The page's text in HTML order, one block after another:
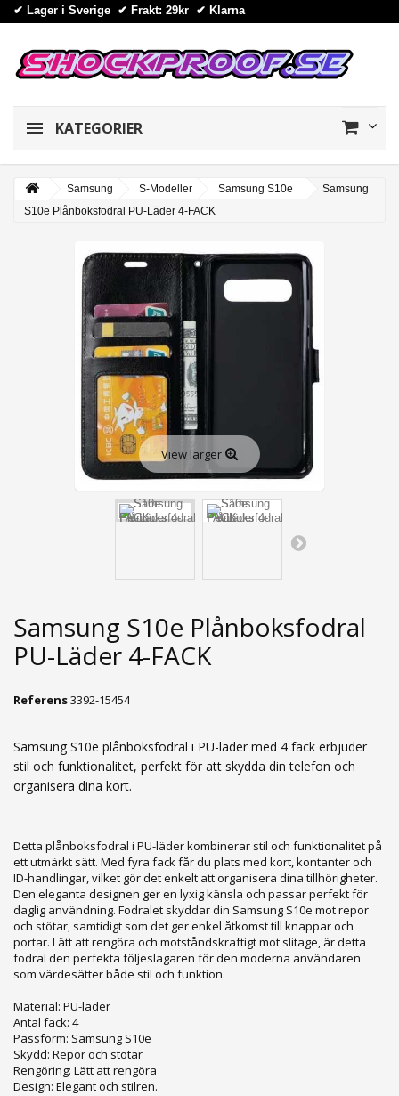
✔ Lager i Sverige ✔ Frakt: 29kr ✔ Klarna
KATEGORIER
Samsung S-Modeller Samsung S10e
Samsung
S10e Plånboksfodral PU-Läder 4-FACK
View larger
Samsung S10e Plånboksfodral
PU-Läder 4-FACK
Referens3392-15454
Samsung S10e plånboksfodral i PU-läder med 4 fack erbjuder
stil och funktionalitet, perfekt för att skydda din telefon och
organisera dina kort.
Detta plånboksfodral i PU-läder kombinerar stil och funktionalitet på
ett utmärkt sätt. Med fyra fack får du plats med kort, kontanter och
ID-handlingar, vilket gör det enkelt att organisera dina tillhörigheter.
Den eleganta designen ger en lyxig känsla och passar perfekt för
daglig användning. Fodralet skyddar din Samsung S10e mot repor
och stötar, samtidigt som det ger enkel åtkomst till knappar och
portar. Lätt att rengöra och motståndskraftigt mot slitage, är detta
fodral den perfekta följeslagaren för den moderna användaren
som värdesätter både stil och funktion.
Material: PU-läder
Antal fack: 4
Passform: Samsung S10e
Skydd: Repor och stötar
Rengöring: Lätt att rengöra
Design: Elegant och stilren.